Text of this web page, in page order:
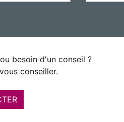
besoin d'un conseil ?
conseiller.